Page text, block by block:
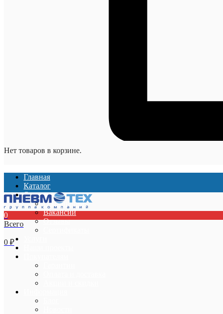
Нет товаров в корзине.
Главная
Каталог
О компании
О компании
Вакансии
Отзывы
0
Всего
0 ₽